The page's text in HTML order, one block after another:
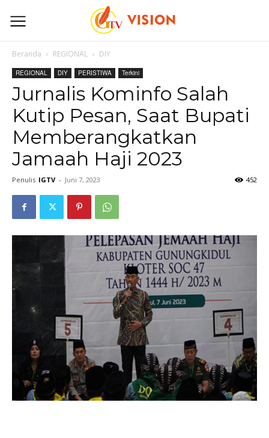
Beranda REGIONAL DIY
REGIONAL DIY PERISTIWA Terkini
Jurnalis Kominfo Salah
Kutip Pesan, Saat Bupati
Memberangkatkan
Jamaah Haji 2023
Penulis IGTV - Juni 7, 2023 452